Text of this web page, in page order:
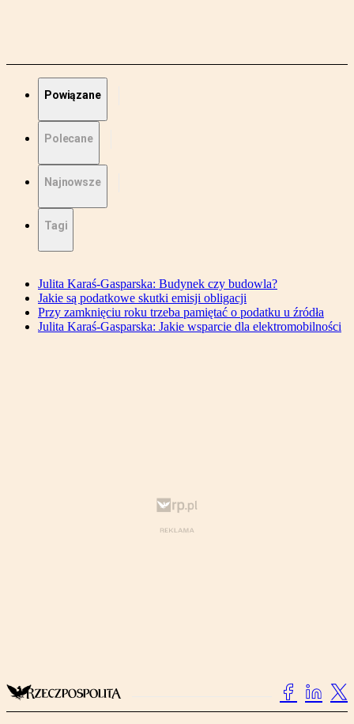
Powiązane
Polecane
Najnowsze
Tagi
Julita Karaś-Gasparska: Budynek czy budowla?
Jakie są podatkowe skutki emisji obligacji
Przy zamknięciu roku trzeba pamiętać o podatku u źródła
Julita Karaś-Gasparska: Jakie wsparcie dla elektromobilności